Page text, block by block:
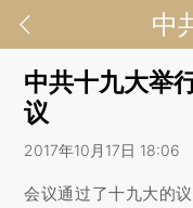
中
中共十九大举
议
2017年10月17日 18:06
会议通过了十九大的